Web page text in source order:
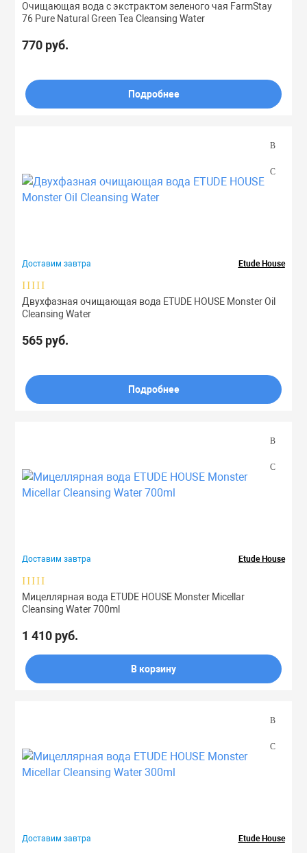
Очищающая вода с экстрактом зеленого чая FarmStay
76 Pure Natural Green Tea Cleansing Water
770 руб.
Подробнее
Доставим завтра Etude House
Двухфазная очищающая вода ETUDE HOUSE Monster Oil
Cleansing Water
565 руб.
Подробнее
Доставим завтра Etude House
Мицеллярная вода ETUDE HOUSE Monster Micellar
Cleansing Water 700ml
1 410 руб.
В корзину
Доставим завтра Etude House